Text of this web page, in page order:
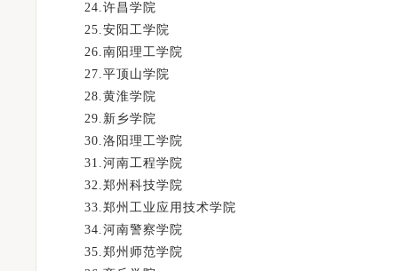
24.许昌学院
25.安阳工学院
26.南阳理工学院
27.平顶山学院
28.黄淮学院
29.新乡学院
30.洛阳理工学院
31.河南工程学院
32.郑州科技学院
33.郑州工业应用技术学院
34.河南警察学院
35.郑州师范学院